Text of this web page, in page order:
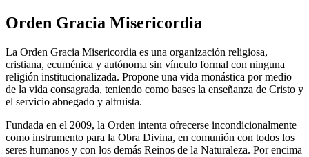
Orden Gracia Misericordia
La Orden Gracia Misericordia es una organización religiosa,
cristiana, ecuménica y autónoma sin vínculo formal con ninguna
religión institucionalizada. Propone una vida monástica por medio
de la vida consagrada, teniendo como bases la enseñanza de Cristo y
el servicio abnegado y altruista.
Fundada en el 2009, la Orden intenta ofrecerse incondicionalmente
como instrumento para la Obra Divina, en comunión con todos los
seres humanos y con los demás Reinos de la Naturaleza. Por encima